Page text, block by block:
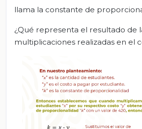
llama la constante de
¿Qué representa el resultado de
multiplicaciones realizadas en el